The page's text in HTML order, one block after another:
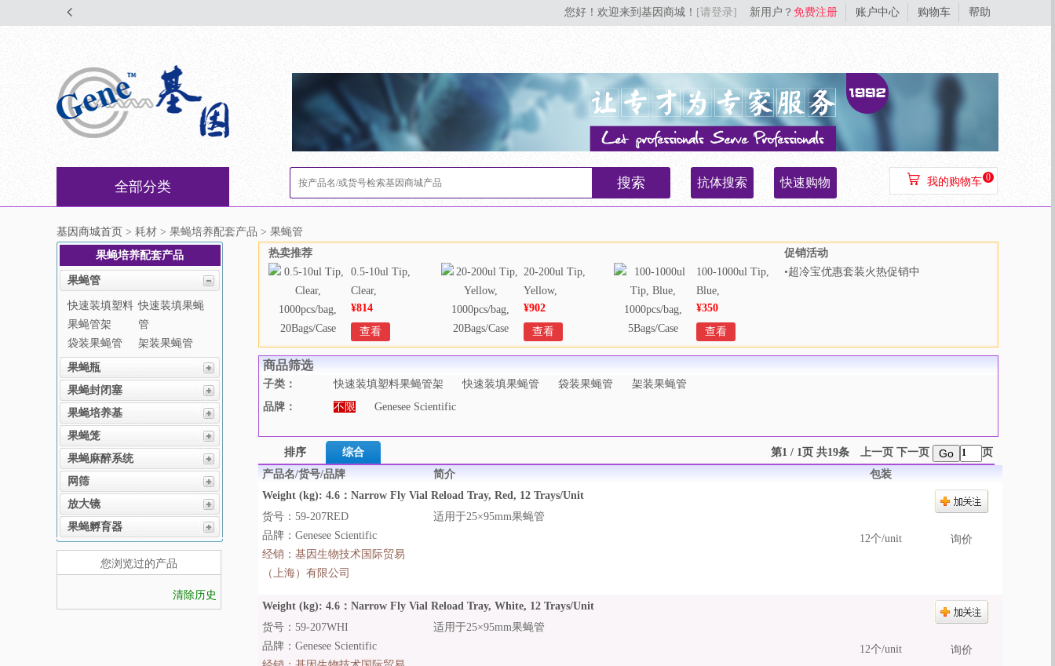
您好！欢迎来到基因商城！ [请登录] 新用户？ 免费注册 账户中心 购物车 帮助
全部分类 搜索 抗体搜索 快速购物 0
我的购物车
基因商城首页 > 耗材 > 果蝇培养配套产品 > 果蝇管
果蝇培养配套产品
果蝇管
快速装填塑料
果蝇管架
快速装填果蝇
管
袋装果蝇管
架装果蝇管
果蝇瓶
果蝇封闭塞
果蝇培养基
果蝇笼
果蝇麻醉系统
网筛
放大镜
果蝇孵育器
您浏览过的产品
清除历史
热卖推荐
0.5-10ul Tip,
Clear,
1000pcs/bag,
20Bags/Case
¥814
查看
20-200ul Tip,
Yellow,
1000pcs/bag,
20Bags/Case
¥902
查看
100-1000ul Tip,
Blue,
1000pcs/bag,
5Bags/Case
¥350
查看
促销活动
•超冷宝优惠套装火热促销中
商品筛选
子类： 快速装填塑料果蝇管架 快速装填果蝇管 袋装果蝇管
架装果蝇管
品牌：
不限 Genesee Scientific
排序 综合 第1 / 1页 共19条 上一页 下一页 Go
页
产品名/货号/品牌
简介
包装
Weight (kg): 4.6：Narrow Fly Vial Reload Tray, Red, 12 Trays/Unit
12个/unit 询价
货号：59-207RED
品牌：Genesee Scientific
经销： 基因生物技术国际贸易
（上海）有限公司
适用于25×95mm果蝇管
Weight (kg): 4.6：Narrow Fly Vial Reload Tray, White, 12 Trays/Unit
12个/unit 询价
货号：59-207WHI
品牌：Genesee Scientific
适用于25×95mm果蝇管